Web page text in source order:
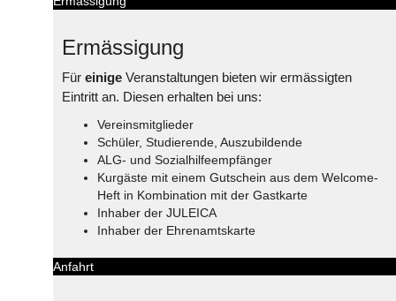
Ermässigung
Für einige Veranstaltungen bieten wir ermässigten
Eintritt an. Diesen erhalten bei uns:
Vereinsmitglieder
Schüler, Studierende, Auszubildende
ALG- und Sozialhilfeempfänger
Kurgäste mit einem Gutschein aus dem Welcome-
Heft in Kombination mit der Gastkarte
Inhaber der JULEICA
Inhaber der Ehrenamtskarte
Anfahrt